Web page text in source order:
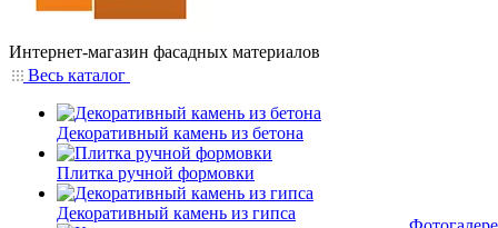
Интернет-магазин фасадных материалов
Весь каталог
Декоративный камень из бетона
Плитка ручной формовки
Декоративный камень из гипса